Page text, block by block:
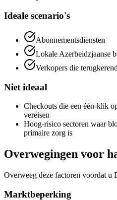
Ideale scenario's
Abonnementsdiensten
Lokale Azerbeidzjaanse
Verkopers die
Niet ideaal
Checkouts die een één-klik
vereisen
Hoog-risico sectoren waar
primaire zorg is
Overwegingen voor
Overweeg deze factoren voordat u
Marktbeperking